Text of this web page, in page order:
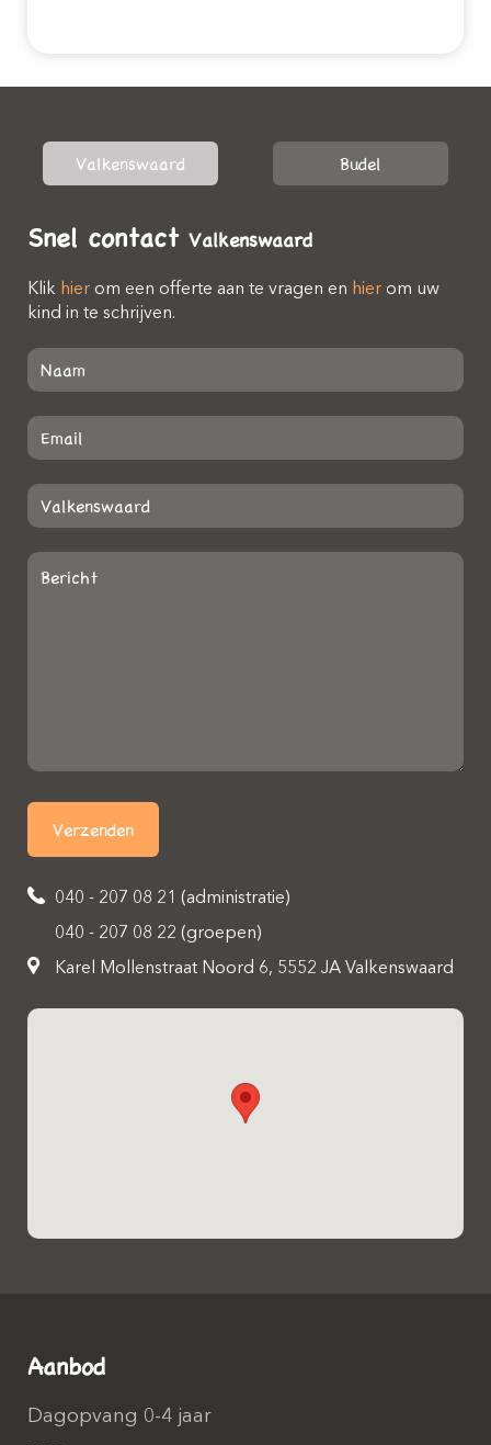
Valkenswaard Budel
Snel contact Valkenswaard
Klik hier om een offerte aan te vragen en hier om uw
kind in te schrijven.
040 - 207 08 21 (administratie)
040 - 207 08 22 (groepen)
Karel Mollenstraat Noord 6, 5552 JA Valkenswaard
Aanbod
Dagopvang 0-4 jaar